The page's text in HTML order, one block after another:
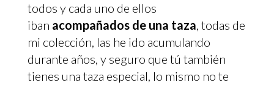
todos y cada uno de ellos
iban acompañados de una taza, todas de
mi colección, las he ido acumulando
durante años, y seguro que tú también
tienes una taza especial, lo mismo no te